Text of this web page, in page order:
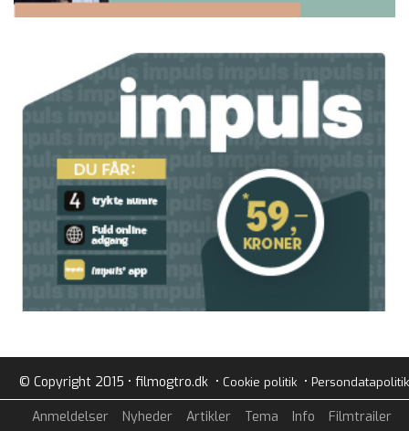
© Copyright 2015 • filmogtro.dk • Cookie politik• Persondatapolitik
Anmeldelser Nyheder Artikler Tema Info Filmtrailer